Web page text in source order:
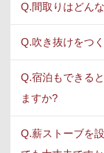
Q.間取りはどん
Q.吹き抜けをつ
Q.宿泊もできる
ますか?
Q.薪ストーブを